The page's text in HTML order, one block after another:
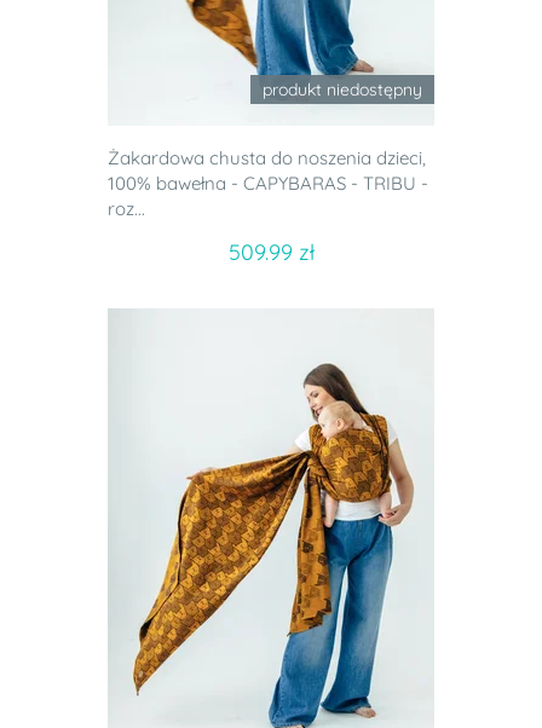
produkt niedostępny
Żakardowa chusta do noszenia dzieci,
100% bawełna - CAPYBARAS - TRIBU -
roz...
509.99 zł